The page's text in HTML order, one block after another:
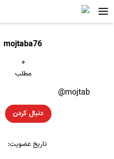
mojtaba76
۰
مطلب
mojtab@
دنبال کردن
تاریخ عضویت: